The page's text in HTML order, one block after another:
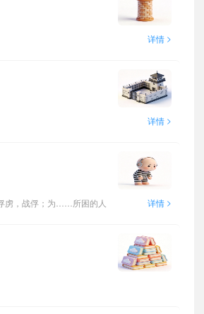
详情 >
详情 >
虏，战俘；为……所困的人
详情 >